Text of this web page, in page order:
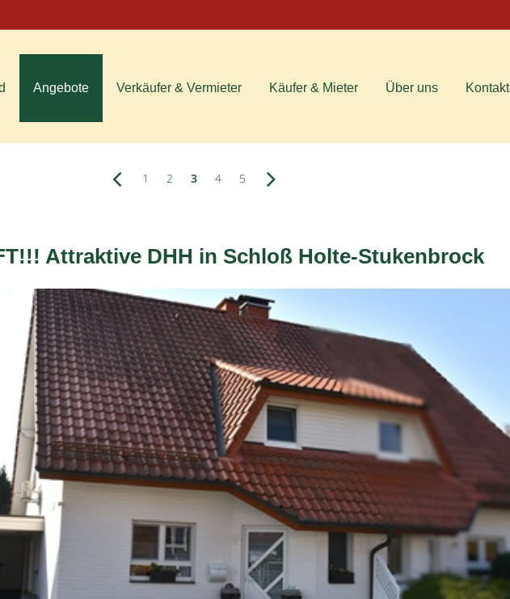
Angebote Verkäufer & Vermieter Käufer & Mieter Über uns Kontakt
1 2 3 4 5
Attraktive DHH in Schloß Holte-Stukenbrock